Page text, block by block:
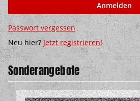
Anmelden
Passwort vergessen
Neu hier?Jetzt registrieren!
Sonderangebote